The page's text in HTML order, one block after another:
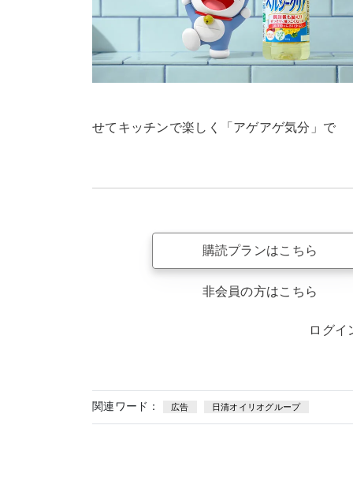
せてキッチンで楽しく「アゲアゲ気分」で
購読プランはこちら
非会員の方はこちら
ログイ
関連ワード： 広告 日清オイリオグループ